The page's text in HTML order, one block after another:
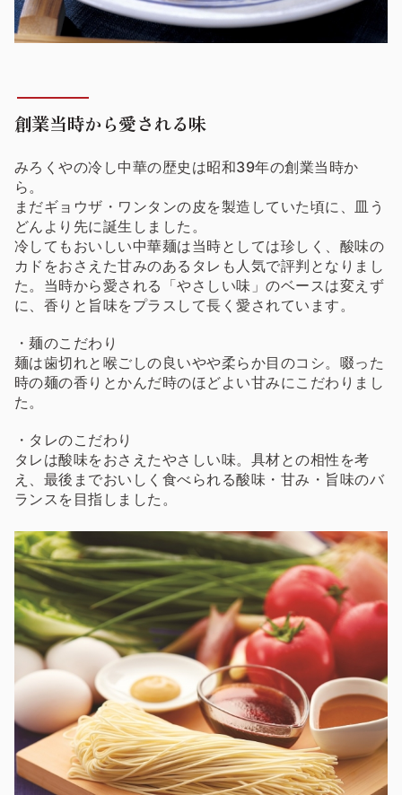
創業当時から愛される味
みろくやの冷し中華の歴史は昭和39年の創業当時か
ら。
まだギョウザ・ワンタンの皮を製造していた頃に、皿う
どんより先に誕生しました。
冷してもおいしい中華麺は当時としては珍しく、酸味の
カドをおさえた甘みのあるタレも人気で評判となりまし
た。当時から愛される「やさしい味」のベースは変えず
に、香りと旨味をプラスして長く愛されています。
・麺のこだわり
麺は歯切れと喉ごしの良いやや柔らか目のコシ。啜った
時の麺の香りとかんだ時のほどよい甘みにこだわりまし
た。
・タレのこだわり
タレは酸味をおさえたやさしい味。具材との相性を考
え、最後までおいしく食べられる酸味・甘み・旨味のバ
ランスを目指しました。